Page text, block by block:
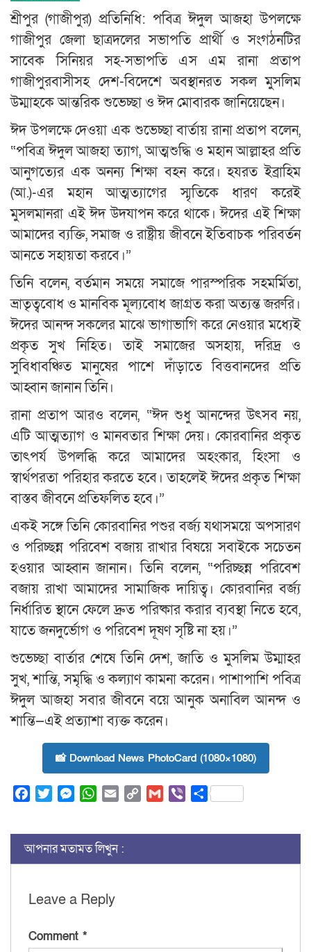
শ্রীপুর (গাজীপুর) প্রতিনিধি: পবিত্র ঈদুল আজহা উপলক্ষে
গাজীপুর জেলা ছাত্রদলের সভাপতি প্রার্থী ও সংগঠনটির
সাবেক সিনিয়র সহ-সভাপতি এস এম রানা প্রতাপ
গাজীপুরবাসীসহ দেশ-বিদেশে অবস্থানরত সকল মুসলিম
উম্মাহকে আন্তরিক শুভেচ্ছা ও ঈদ মোবারক জানিয়েছেন।
ঈদ উপলক্ষে দেওয়া এক শুভেচ্ছা বার্তায় রানা প্রতাপ বলেন,
“পবিত্র ঈদুল আজহা ত্যাগ, আত্মশুদ্ধি ও মহান আল্লাহর প্রতি
আনুগত্যের এক অনন্য শিক্ষা বহন করে। হযরত ইব্রাহিম
(আ.)-এর মহান আত্মত্যাগের স্মৃতিকে ধারণ করেই
মুসলমানরা এই ঈদ উদযাপন করে থাকে। ঈদের এই শিক্ষা
আমাদের ব্যক্তি, সমাজ ও রাষ্ট্রীয় জীবনে ইতিবাচক পরিবর্তন
আনতে সহায়তা করবে।”
তিনি বলেন, বর্তমান সময়ে সমাজে পারস্পরিক সহমর্মিতা,
ভ্রাতৃত্ববোধ ও মানবিক মূল্যবোধ জাগ্রত করা অত্যন্ত জরুরি।
ঈদের আনন্দ সকলের মাঝে ভাগাভাগি করে নেওয়ার মধ্যেই
প্রকৃত সুখ নিহিত। তাই সমাজের অসহায়, দরিদ্র ও
সুবিধাবঞ্চিত মানুষের পাশে দাঁড়াতে বিত্তবানদের প্রতি
আহ্বান জানান তিনি।
রানা প্রতাপ আরও বলেন, “ঈদ শুধু আনন্দের উৎসব নয়,
এটি আত্মত্যাগ ও মানবতার শিক্ষা দেয়। কোরবানির প্রকৃত
তাৎপর্য উপলব্ধি করে আমাদের অহংকার, হিংসা ও
স্বার্থপরতা পরিহার করতে হবে। তাহলেই ঈদের প্রকৃত শিক্ষা
বাস্তব জীবনে প্রতিফলিত হবে।”
একই সঙ্গে তিনি কোরবানির পশুর বর্জ্য যথাসময়ে অপসারণ
ও পরিচ্ছন্ন পরিবেশ বজায় রাখার বিষয়ে সবাইকে সচেতন
হওয়ার আহ্বান জানান। তিনি বলেন, “পরিচ্ছন্ন পরিবেশ
বজায় রাখা আমাদের সামাজিক দায়িত্ব। কোরবানির বর্জ্য
নির্ধারিত স্থানে ফেলে দ্রুত পরিষ্কার করার ব্যবস্থা নিতে হবে,
যাতে জনদুর্ভোগ ও পরিবেশ দূষণ সৃষ্টি না হয়।”
শুভেচ্ছা বার্তার শেষে তিনি দেশ, জাতি ও মুসলিম উম্মাহর
সুখ, শান্তি, সমৃদ্ধি ও কল্যাণ কামনা করেন। পাশাপাশি পবিত্র
ঈদুল আজহা সবার জীবনে বয়ে আনুক অনাবিল আনন্দ ও
শান্তি—এই প্রত্যাশা ব্যক্ত করেন।
📸 Download News PhotoCard (1080×1080)
FacebookTwitterMessenger
WhatsApp
Email Copy
Gmail ViberShare
আপনার মতামত লিখুন :
Leave a Reply
Comment *